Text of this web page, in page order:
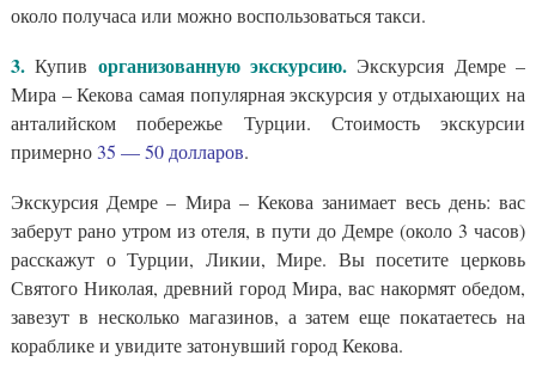
около получаса или можно воспользоваться такси.
3. Купив организованную экскурсию. Экскурсия Демре –
Мира – Кекова самая популярная экскурсия у отдыхающих на
анталийском побережье Турции. Стоимость экскурсии
примерно 35 — 50 долларов.
Экскурсия Демре – Мира – Кекова занимает весь день: вас
заберут рано утром из отеля, в пути до Демре (около 3 часов)
расскажут о Турции, Ликии, Мире. Вы посетите церковь
Святого Николая, древний город Мира, вас накормят обедом,
завезут в несколько магазинов, а затем еще покатаетесь на
кораблике и увидите затонувший город Кекова.